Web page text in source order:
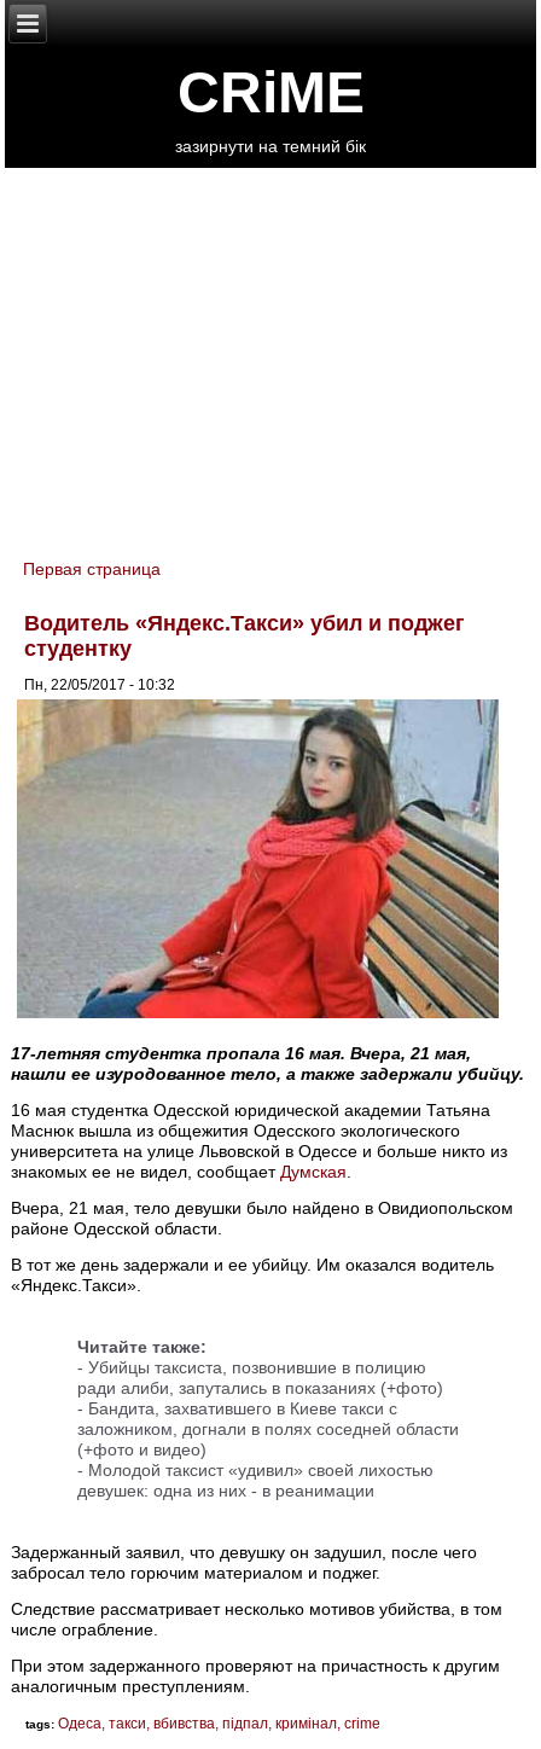
CRiME
зазирнути на темний бік
You are here
Первая страница
Водитель «Яндекс.Такси» убил и поджег
студентку
Пн, 22/05/2017 - 10:32
17-летняя студентка пропала 16 мая. Вчера, 21 мая,
нашли ее изуродованное тело, а также задержали убийцу.
16 мая студентка Одесской юридической академии Татьяна
Маснюк вышла из общежития Одесского экологического
университета на улице Львовской в Одессе и больше никто из
знакомых ее не видел, сообщаетДумская.
Вчера, 21 мая, тело девушки было найдено в Овидиопольском
районе Одесской области.
В тот же день задержали и ее убийцу. Им оказался водитель
«Яндекс.Такси».
Читайте также:
-Убийцы таксиста, позвонившие в полицию
ради алиби, запутались в показаниях (+фото)
- Бандита, захватившего в Киеве такси с
заложником, догнали в полях соседней области
(+фото и видео)
- Молодой таксист «удивил» своей лихостью
девушек: одна из них - в реанимации
Задержанный заявил, что девушку он задушил, после чего
забросал тело горючим материалом и поджег.
Следствие рассматривает несколько мотивов убийства, в том
числе ограбление.
При этом задержанного проверяют на причастность к другим
аналогичным преступлениям.
tags:Одеса такси вбивства підпал кримінал crime